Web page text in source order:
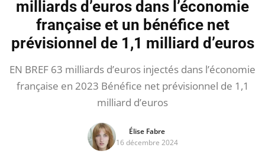
milliards d’euros dans l’économie
française et un bénéfice net
prévisionnel de 1,1 milliard d’euros
EN BREF 63 milliards d’euros injectés dans l’économie
française en 2023 Bénéfice net prévisionnel de 1,1
milliard d’euros
Élise Fabre
16 décembre 2024